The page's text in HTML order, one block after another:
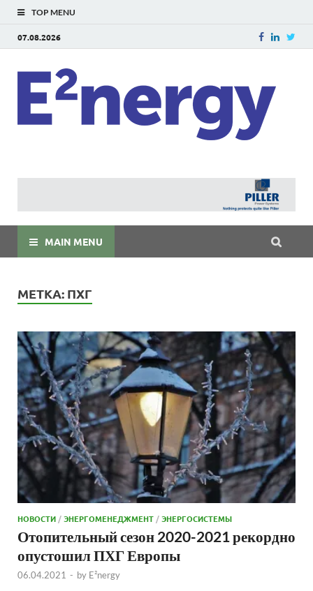
TOP MENU
07.08.2026
MAIN MENU
МЕТКА: ПХГ
НОВОСТИ /ЭНЕРГОМЕНЕДЖМЕНТ /ЭНЕРГОСИСТЕМЫ
Отопительный сезон 2020-2021 рекордно
опустошил ПХГ Европы
06.04.2021 - by E²nergy